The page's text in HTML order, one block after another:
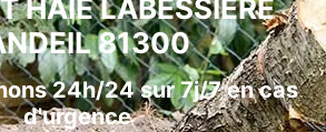
HAIE LABESSIERE
81300
24h/24 sur 7j/7 en cas
d'urgence